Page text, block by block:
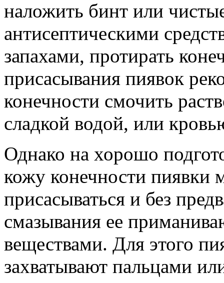
наложить бинт или
антисептическими
запахами, протирать
присасывания пиявок
конечности смочить
сладкой водой, или
Однако на хорошо
кожу конечности пиявки
присасываться и без
смазывания ее
веществами. Для этого
захватывают пальцами